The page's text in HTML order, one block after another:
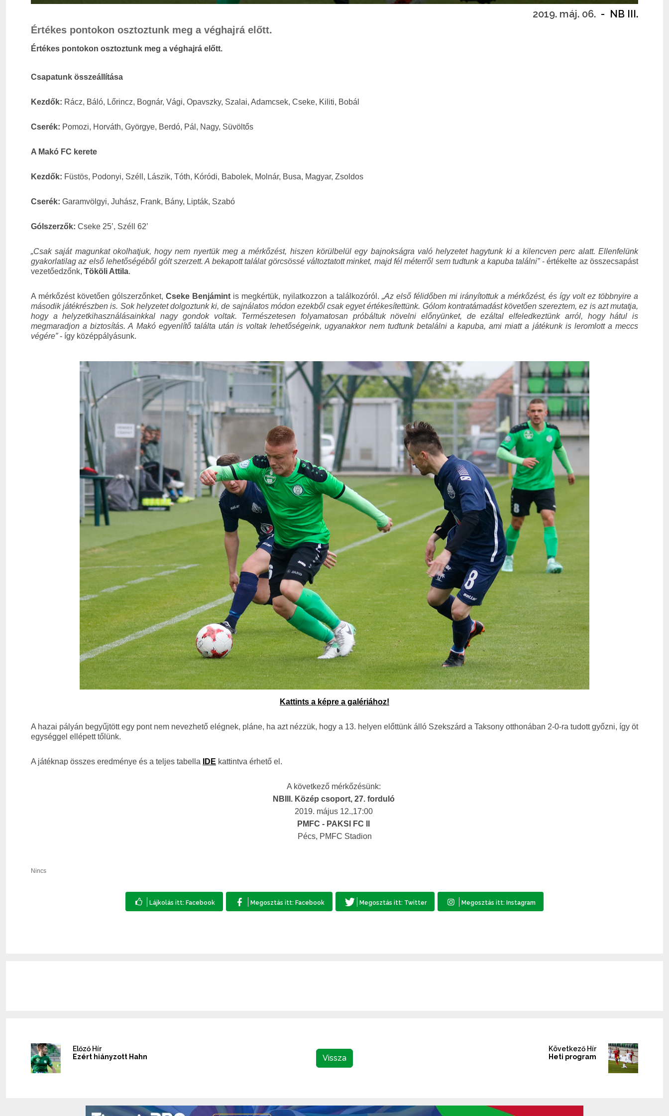
2019. máj. 06. - NB III.
Értékes pontokon osztoztunk meg a véghajrá előtt.
Értékes pontokon osztoztunk meg a véghajrá előtt.
Csapatunk összeállítása
Kezdők: Rácz, Báló, Lőrincz, Bognár, Vági, Opavszky, Szalai, Adamcsek, Cseke, Kiliti, Bobál
Cserék: Pomozi, Horváth, Györgye, Berdó, Pál, Nagy, Süvöltős
A Makó FC kerete
Kezdők: Füstös, Podonyi, Széll, Lászik, Tóth, Kóródi, Babolek, Molnár, Busa, Magyar, Zsoldos
Cserék: Garamvölgyi, Juhász, Frank, Bány, Lipták, Szabó
Gólszerzők: Cseke 25’, Széll 62’
„Csak saját magunkat okolhatjuk, hogy nem nyertük meg a mérkőzést, hiszen körülbelül egy bajnokságra való helyzetet hagytunk ki a kilencven perc alatt. Ellenfelünk
gyakorlatilag az első lehetőségéből gólt szerzett. A bekapott találat görcsössé változtatott minket, majd fél méterről sem tudtunk a kapuba találni”- értékelte az összecsapást
vezetőedzőnk, Tököli Attila.
A mérkőzést követően gólszerzőnket, Cseke Benjámint is megkértük, nyilatkozzon a találkozóról. „Az első félidőben mi irányítottuk a mérkőzést, és így volt ez többnyire a
második játékrészben is. Sok helyzetet dolgoztunk ki, de sajnálatos módon ezekből csak egyet értékesítettünk. Gólom kontratámadást követően szereztem, ez is azt mutatja,
hogy a helyzetkihasználásainkkal nagy gondok voltak. Természetesen folyamatosan próbáltuk növelni előnyünket, de ezáltal elfeledkeztünk arról, hogy hátul is
megmaradjon a biztosítás. A Makó egyenlítő találta után is voltak lehetőségeink, ugyanakkor nem tudtunk betalálni a kapuba, ami miatt a játékunk is leromlott a meccs
végére”- így középpályásunk.
Kattints a képre a galériához!
A hazai pályán begyűjtött egy pont nem nevezhető elégnek, pláne, ha azt nézzük, hogy a 13. helyen előttünk álló Szekszárd a Taksony otthonában 2-0-ra tudott győzni, így öt
egységgel ellépett tőlünk.
A játéknap összes eredménye és a teljes tabella IDE kattintva érhető el.
A következő mérkőzésünk:
NBIII. Közép csoport, 27. forduló
2019. május 12.,17:00
PMFC - PAKSI FC II
Pécs, PMFC Stadion
Nincs
Előző Hír
Ezért hiányzott Hahn
Vissza
Következő Hír
Heti program